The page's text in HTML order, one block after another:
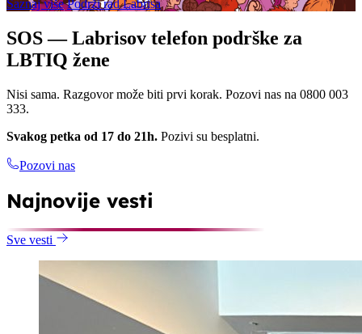
Saznaj više Podrži rad Labrisa
SOS — Labrisov telefon podrške za
LBTIQ žene
Nisi sama. Razgovor može biti prvi korak. Pozovi nas na 0800 003
333.
Svakog petka od 17 do 21h. Pozivi su besplatni.
Pozovi nas
Najnovije vesti
Sve vesti